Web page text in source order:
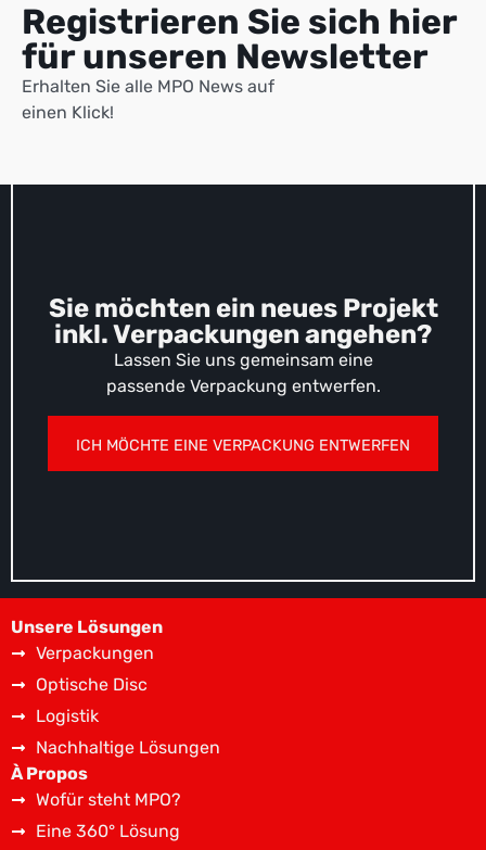
Registrieren Sie sich hier
für unseren Newsletter
Erhalten Sie alle MPO News auf
einen Klick!
Sie möchten ein neues Projekt
inkl. Verpackungen angehen?
Lassen Sie uns gemeinsam eine
passende Verpackung entwerfen.
ICH MÖCHTE EINE VERPACKUNG ENTWERFEN
Unsere Lösungen
Verpackungen
Optische Disc
Logistik
Nachhaltige Lösungen
À Propos
Wofür steht MPO?
Eine 360° Lösung